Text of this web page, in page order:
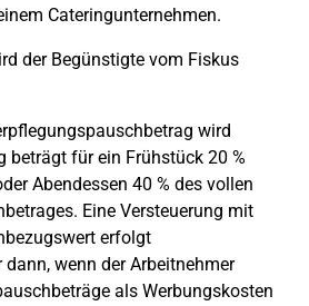
Cateringunternehmen.
der Begünstigte vom Fiskus
wird
beträgt für ein Frühstück 20 %
Abendessen 40 % des vollen
Eine Versteuerung mit
erfolgt
wenn der Arbeitnehmer
als Werbungskosten